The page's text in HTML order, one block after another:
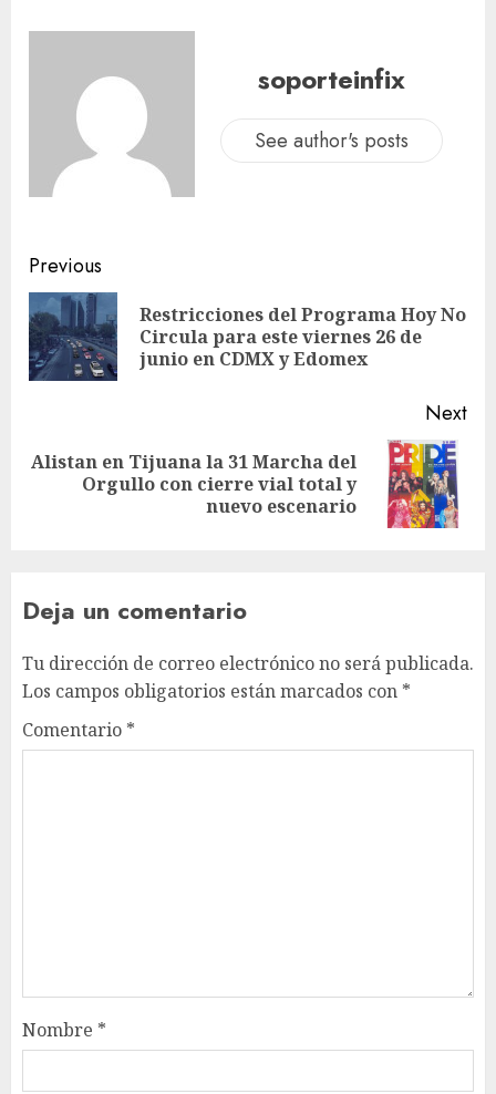
soporteinfix
See author's posts
Previous
Restricciones del Programa Hoy No
Circula para este viernes 26 de
junio en CDMX y Edomex
Next
Alistan en Tijuana la 31 Marcha del
Orgullo con cierre vial total y
nuevo escenario
Deja un comentario
Tu dirección de correo electrónico no será publicada.
Los campos obligatorios están marcados con *
Comentario *
Nombre *